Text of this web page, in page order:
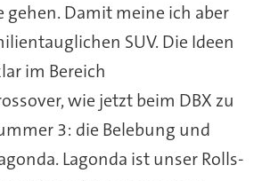
gehen. Damit meine ich aber
SUV. Die Ideen
im Bereich
wie jetzt beim DBX zu
3: die Belebung und
Lagonda ist unser Rolls-